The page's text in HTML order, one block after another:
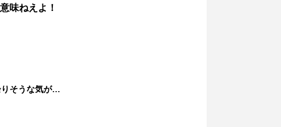
味ねえよ！
そうな気が…